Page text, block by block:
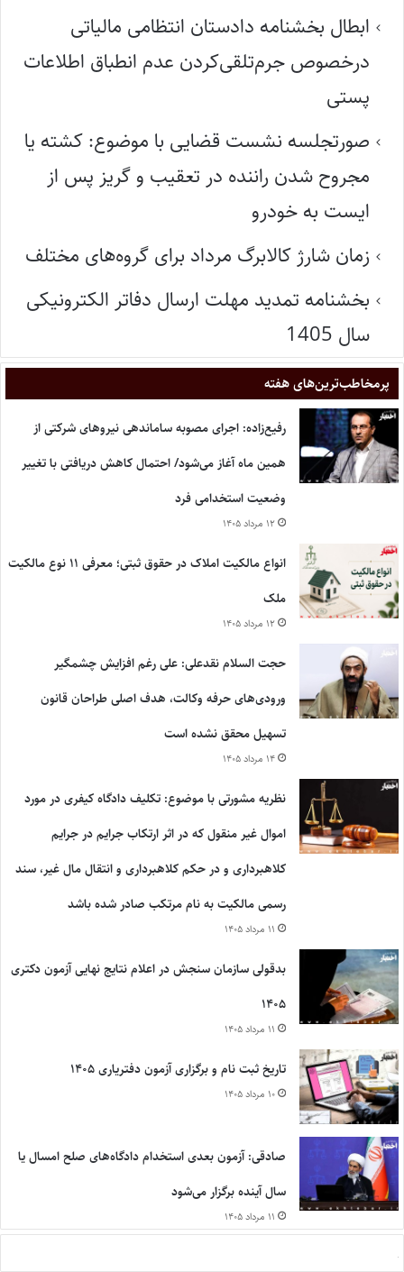
ابطال بخشنامه دادستان انتظامی مالیاتی
درخصوص جرم‌تلقی‌کردن عدم انطباق اطلاعات
پستی
صورتجلسه نشست قضایی با موضوع: کشته یا
مجروح شدن راننده در تعقیب و گریز پس از
ایست به خودرو
زمان شارژ کالابرگ مرداد برای گروه‌های مختلف
بخشنامه تمدید مهلت ارسال دفاتر الکترونیکی
سال 1405
پر‌مخاطب‌ترین‌های هفته
رفیع‌زاده: اجرای مصوبه ساماندهی نیروهای شرکتی از
همین ماه آغاز می‌شود/ احتمال کاهش دریافتی با تغییر
وضعیت استخدامی فرد
۱۲ مرداد ۱۴۰۵
انواع مالکیت املاک در حقوق ثبتی؛ معرفی ۱۱ نوع مالکیت
ملک
۱۲ مرداد ۱۴۰۵
حجت السلام نقدعلی: علی رغم افزایش چشمگیر
ورودی‌های حرفه وکالت، هدف اصلی طراحان قانون
تسهیل محقق نشده است
۱۴ مرداد ۱۴۰۵
نظریه مشورتی با موضوع: تکلیف دادگاه کیفری در مورد
اموال غیر منقول که در اثر ارتکاب جرایم در جرایم
کلاهبرداری و در حکم کلاهبرداری و انتقال مال غیر، سند
رسمی مالکیت به نام مرتکب صادر شده باشد
۱۱ مرداد ۱۴۰۵
بدقولی سازمان سنجش در اعلام نتایج نهایی آزمون دکتری
۱۴۰۵
۱۱ مرداد ۱۴۰۵
تاریخ ثبت نام و برگزاری آزمون دفتریاری ۱۴۰۵
۱۰ مرداد ۱۴۰۵
صادقی: آزمون بعدی استخدام دادگاه‌های صلح امسال یا
سال آینده برگزار می‌شود
۱۱ مرداد ۱۴۰۵